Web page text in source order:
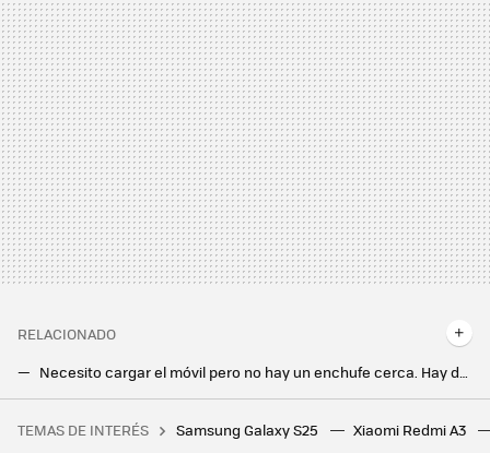
RELACIONADO
Cómo configurar una VPN en un móvil Android
Da igual si es para ti o para hacer un regalo: un set de LEGO® es siempre un acierto y estos son los mejores que podemos comprar ahora
TEMAS DE INTERÉS Samsung Galaxy S25 Xiaomi Redmi A3